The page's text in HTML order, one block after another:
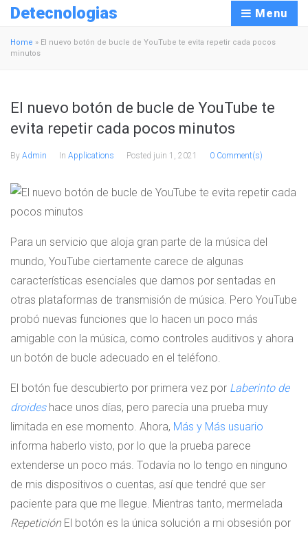
Detecnologias Menu
Home » El nuevo botón de bucle de YouTube te evita repetir cada pocos
minutos
El nuevo botón de bucle de YouTube te
evita repetir cada pocos minutos
By Admin In Applications Posted juin 1, 2021 0 Comment(s)
Para un servicio que aloja gran parte de la música del
mundo, YouTube ciertamente carece de algunas
características esenciales que damos por sentadas en
otras plataformas de transmisión de música. Pero YouTube
probó nuevas funciones que lo hacen un poco más
amigable con la música, como controles auditivos y ahora
un botón de bucle adecuado en el teléfono.
El botón fue descubierto por primera vez por Laberinto de
droideshace unos días, pero parecía una prueba muy
limitada en ese momento. Ahora, Más y Más usuario
informa haberlo visto, por lo que la prueba parece
extenderse un poco más. Todavía no lo tengo en ninguno
de mis dispositivos o cuentas, así que tendré que ser
paciente para que me llegue. Mientras tanto, mermelada
Repetición El botón es la única solución a mi obsesión por